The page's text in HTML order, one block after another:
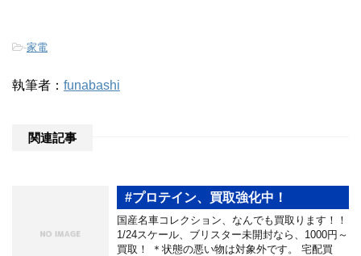
-家電
執筆者： funabashi
関連記事
#プロテイン、買取強化中！
国産名車コレクション、なんでも買取ります！！
1/24スケール、ブリスター未開封なら、1000円～
買取！ ＊状態の悪い物は対象外です。 宅配買